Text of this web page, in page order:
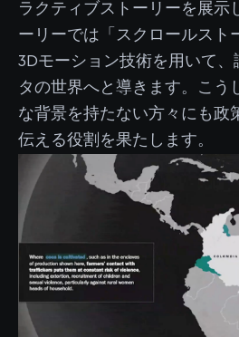
ラクティブストーリーを展示
ーリーでは「スクロールスト
3Dモーション技術を用いて
タの世界へと導きます。こう
な背景を持たない方々にも政
伝える役割を果たします。